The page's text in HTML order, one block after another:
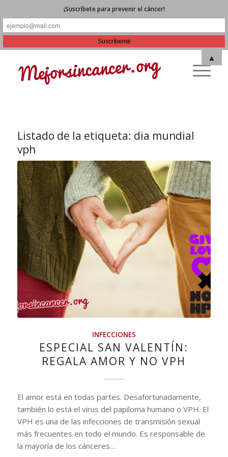
Listado de la etiqueta: dia mundial
vph
INFECCIONES
ESPECIAL SAN VALENTÍN:
REGALA AMOR Y NO VPH
El amor está en todas partes. Desafortunadamente,
también lo está el virus del papiloma humano o VPH. El
VPH es una de las infecciones de transmisión sexual
más frecuentes en todo el mundo. Es responsable de
la mayoría de los cánceres…
¡Suscríbete para prevenir el cáncer!
▲